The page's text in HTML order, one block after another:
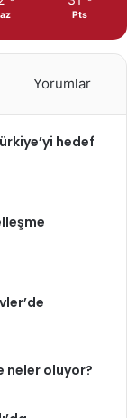
Pts
Yorumlar
hedef
neler oluyor?